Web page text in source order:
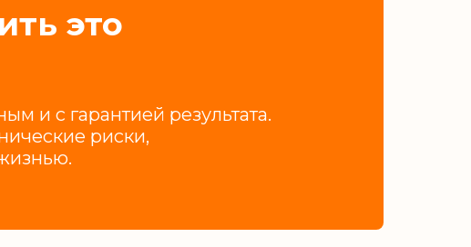
это
и с гарантией результата.
риски,